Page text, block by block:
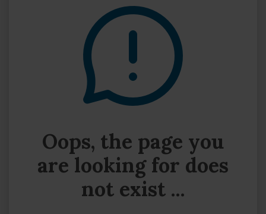
Oops, the page you
are looking for does
not exist ...